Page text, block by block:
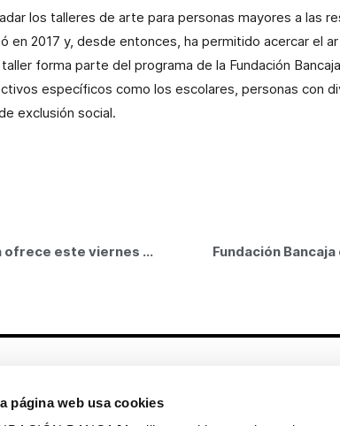
página web usa cookies
los talleres de arte para personas mayores a las
en 2017 y, desde entonces, ha permitido acercar el
forma parte del programa de la Fundación
específicos como los escolares, personas con
exclusión social.
Fundación Bancaja ofrece este viernes una sesión de cuentos para bebés